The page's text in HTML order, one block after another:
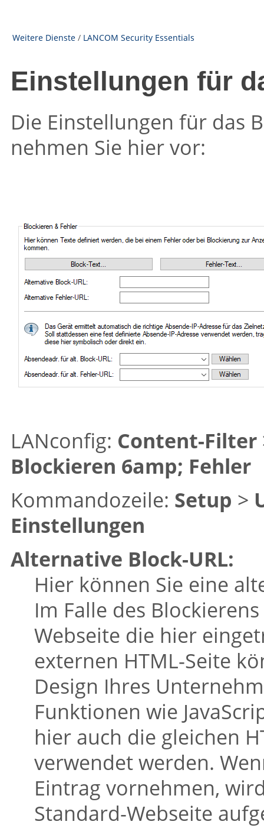
Weitere Dienste / LANCOM Security Essentials
Einstellungen für
Die Einstellungen für das
nehmen Sie hier vor:
LANconfig: Content-Filter
Blockieren 6amp; Fehler
Kommandozeile: Setup >
Einstellungen
Alternative Block-URL:
Hier können Sie eine
Im Falle des
Webseite die hier
externen HTML-Seite
Design Ihres
Funktionen wie
hier auch die gleichen
verwendet werden.
Eintrag vornehmen,
Standard-Webseite